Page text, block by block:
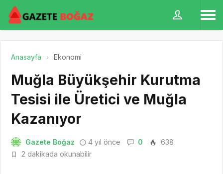
Anasayfa Ekonomi
Muğla Büyükşehir Kurutma
Tesisi ile Üretici ve Muğla
Kazanıyor
Gazete Boğaz 4 yıl önce 0
638
2 dakikada okunabilir